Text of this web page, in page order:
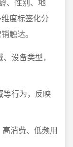
度标签化分
触达。
设备类型，
等行为，反映
消费、低频用